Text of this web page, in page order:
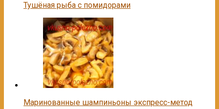
Тушёная рыба с помидорами
Маринованные шампиньоны экспресс-метод